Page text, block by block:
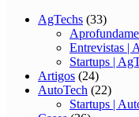
AgTechs (33)
Entrevistas |
Startups |
Artigos (24)
AutoTech (22)
Startups |